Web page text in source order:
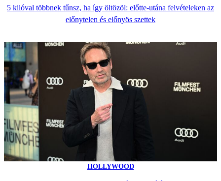
5 kilóval többnek tűnsz, ha így öltözöl: előtte-utána felvételeken az
előnytelen és előnyös szettek
HOLLYWOOD